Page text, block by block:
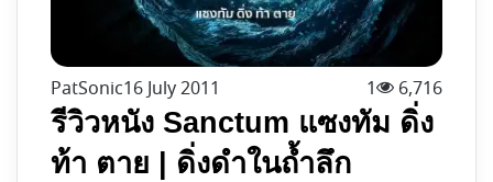
PatSonic16 July 2011 1 6,716
รีวิวหนัง Sanctum แซงทัม ดิ่ง
ท้า ตาย | ดิ่งดำในถ้ำลึก